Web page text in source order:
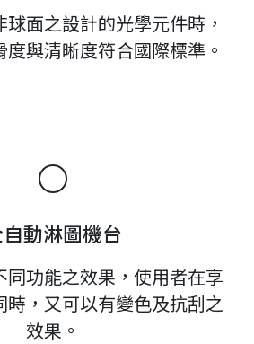
面之設計的光學元件時，
與清晰度符合國際標準。
動淋圖機台
同功能之效果，使用者在享
時，又可以有變色及抗刮之
效果。